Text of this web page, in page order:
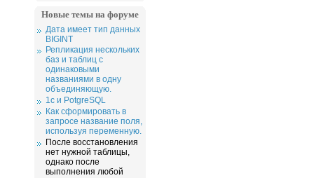
Новые темы на форуме
Дата имеет тип данных
BIGINT
Репликация нескольких
баз и таблиц с
одинаковыми
названиями в одну
объединяющую.
1c и PotgreSQL
Как сформировать в
запросе название поля,
используя переменную.
После восстановления
нет нужной таблицы,
однако после
выполнения любой